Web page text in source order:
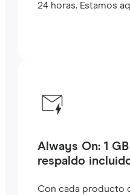
24 horas. Estamos
Always On: 1
respaldo
Con cada producto